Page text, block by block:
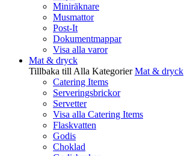
Miniräknare
Musmattor
Post-It
Dokumentmappar
Visa alla varor
Mat & dryck
Tillbaka till Alla Kategorier Mat & dryck
Catering Items
Serveringsbrickor
Servetter
Visa alla Catering Items
Flaskvatten
Godis
Choklad